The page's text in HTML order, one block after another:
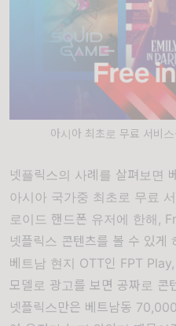
아시아 최초로 무료 서비
넷플릭스의 사례를 살펴보면
아시아 국가중 최초로 무료
로이드 핸드폰 유저에 한해,
넷플릭스 콘텐츠를 볼 수 있게
베트남 현지 OTT인 FPT
모델로 광고를 보면 공짜로 콘
넷플릭스만은 베트남동